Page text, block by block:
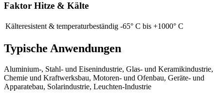
Faktor Hitze & Kälte
Kälteresistent & temperaturbeständig -65° C bis +1000° C
Typische Anwendungen
Aluminium-, Stahl- und Eisenindustrie, Glas- und Keramikindustrie,
Chemie und Kraftwerksbau, Motoren- und Ofenbau, Geräte- und
Apparatebau, Solarindustrie, Leuchten-Industrie